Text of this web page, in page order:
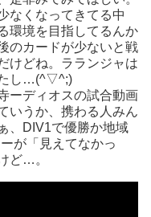
なくなってきてる中
環境を目指してるんか
のカードが少ないと戦
けどね。ラランジャは
たし…(^▽^;)
ーディオスの試合動画
いうか、携わる人みん
、DIV1で優勝か地域
が「見えてなかっ
ど…。